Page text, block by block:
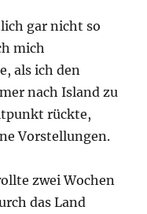
gar nicht so
mich
als ich den
nach Island zu
rückte,
Vorstellungen.
zwei Wochen
das Land